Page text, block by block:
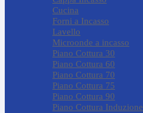
Cucina
Forni a Incasso
Lavello
Microonde a incasso
Piano Cottura 30
Piano Cottura 60
Piano Cottura 70
Piano Cottura 75
Piano Cottura 90
Piano Cottura Induzione